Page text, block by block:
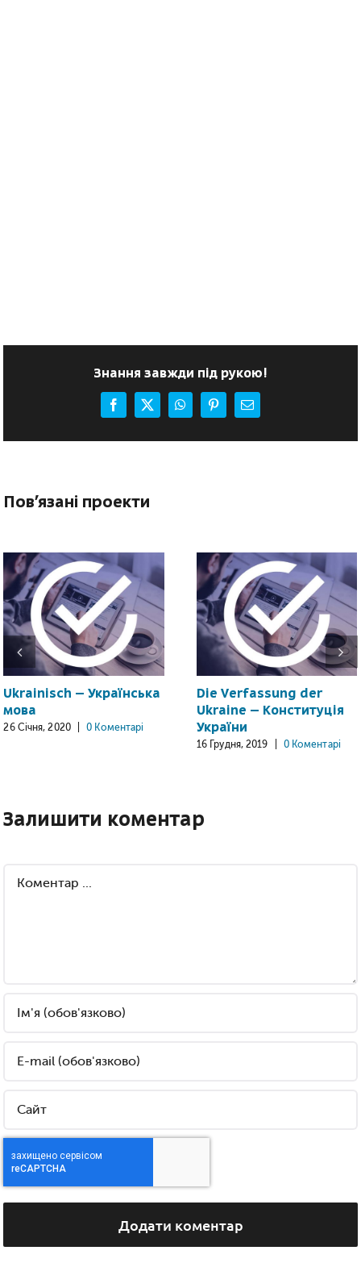
Знання завжди під рукою!
Facebook
X WhatsAppPinterest
E-
Пов'язані проекти
Ukrainisch – Українська
мова
26 Січня, 2020 0 Коментарі
Die Verfassung der
Ukraine – Конституція
України
16 Грудня, 2019 0 Коментарі
Залишити коментар
Comment